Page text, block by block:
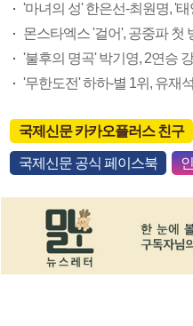
'무한도전' 하하-별 1위, 유재
국제신문 카카오플러스 친구
국제신문 공식 페이스북